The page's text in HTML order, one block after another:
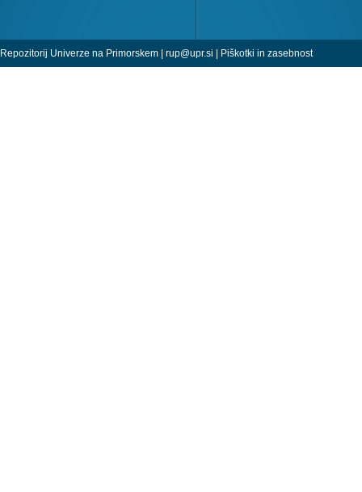
Repozitorij Univerze na Primorskem | rup@upr.si | Piškotki in zasebnost